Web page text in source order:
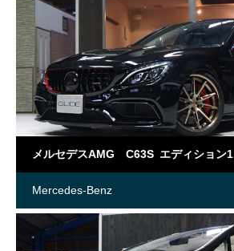
メルセデスAMG C63S エディション1
Mercedes-Benz